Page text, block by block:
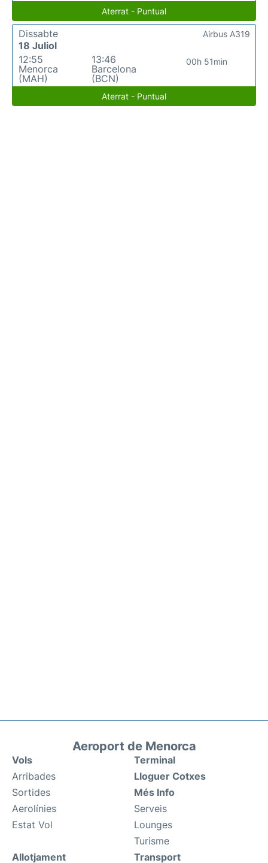
Aterrat - Puntual
Dissabte
18 Juliol
12:55
Menorca
(MAH)
13:46
Barcelona
(BCN)
00h 51min
Airbus A319
Aterrat - Puntual
Aeroport de Menorca
Vols
Arribades
Sortides
Aerolínies
Estat Vol
Terminal
Lloguer Cotxes
Més Info
Serveis
Lounges
Turisme
Allotjament
Transport